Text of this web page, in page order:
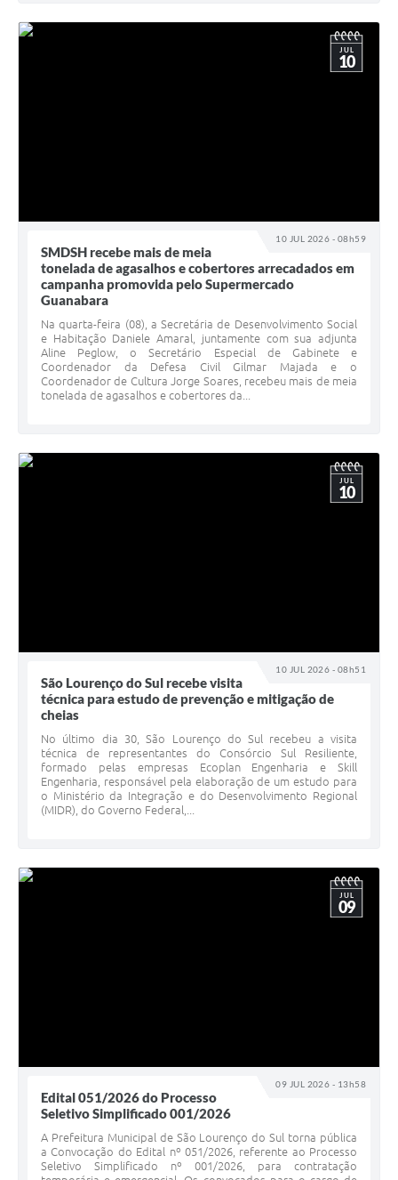
10 JUL 2026 - 08h59
JUL
10
SMDSH recebe mais de meia
tonelada de agasalhos e cobertores arrecadados em
campanha promovida pelo Supermercado
Guanabara
Na quarta-feira (08), a Secretária de Desenvolvimento Social
e Habitação Daniele Amaral, juntamente com sua adjunta
Aline Peglow, o Secretário Especial de Gabinete e
Coordenador da Defesa Civil Gilmar Majada e o
Coordenador de Cultura Jorge Soares, recebeu mais de meia
tonelada de agasalhos e cobertores da...
10 JUL 2026 - 08h51
JUL
10
São Lourenço do Sul recebe visita
técnica para estudo de prevenção e mitigação de
cheias
No último dia 30, São Lourenço do Sul recebeu a visita
técnica de representantes do Consórcio Sul Resiliente,
formado pelas empresas Ecoplan Engenharia e Skill
Engenharia, responsável pela elaboração de um estudo para
o Ministério da Integração e do Desenvolvimento Regional
(MIDR), do Governo Federal,...
09 JUL 2026 - 13h58
JUL
09
Edital 051/2026 do Processo
Seletivo Simplificado 001/2026
A Prefeitura Municipal de São Lourenço do Sul torna pública
a Convocação do Edital nº 051/2026, referente ao Processo
Seletivo Simplificado nº 001/2026, para contratação